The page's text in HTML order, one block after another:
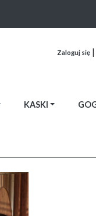
Zaloguj się |
KASKI